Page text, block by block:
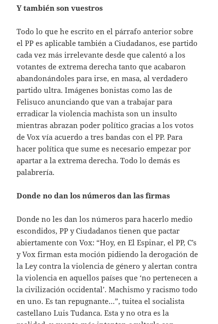
Y también son vuestros
Todo lo que he escrito en el párrafo anterior sobre
el PP es aplicable también a Ciudadanos, ese partido
cada vez más irrelevante desde que calentó a los
votantes de extrema derecha tanto que acabaron
abandonándoles para irse, en masa, al verdadero
partido ultra. Imágenes bonistas como las de
Felisuco anunciando que van a trabajar para
erradicar la violencia machista son un insulto
mientras abrazan poder político gracias a los votos
de Vox vía acuerdo a tres bandas con el PP. Para
hacer política que sume es necesario empezar por
apartar a la extrema derecha. Todo lo demás es
palabrería.
Donde no dan los números dan las firmas
Donde no les dan los números para hacerlo medio
escondidos, PP y Ciudadanos tienen que pactar
abiertamente con Vox: “Hoy, en El Espinar, el PP, C’s
y Vox firman esta moción pidiendo la derogación de
la Ley contra la violencia de género y alertan contra
la violencia en aquellos países que ‘no pertenecen a
la civilización occidental’. Machismo y racismo todo
en uno. Es tan repugnante…”, tuitea el socialista
castellano Luis Tudanca. Esta y no otra es la